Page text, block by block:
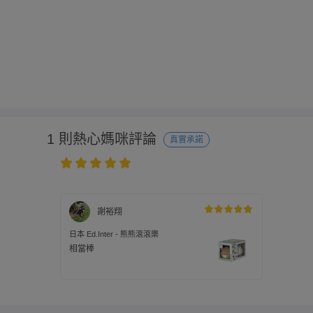
1 則熱心媽咪評論 真實承諾
謝裕翔
日本 Ed.Inter - 熊熊滾滾樂
相當棒